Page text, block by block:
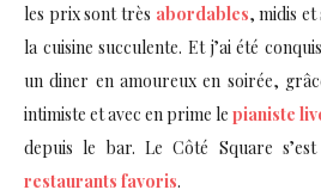
les prix sont très abordables, midis
la cuisine succulente. Et j’ai été
un diner en amoureux en soirée,
intimiste et avec en prime le pianiste
depuis le bar. Le Côté Square
restaurants favoris.